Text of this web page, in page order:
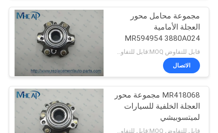
أجزاء الجسم تلقائي
13
82
مجموعة محامل محور
العجلة الأمامية
MR594954 3880A024
MN103586
الاتصال
MR418068 مجموعة محور
العجلة الخلفية للسيارات
لميتسوبيشي